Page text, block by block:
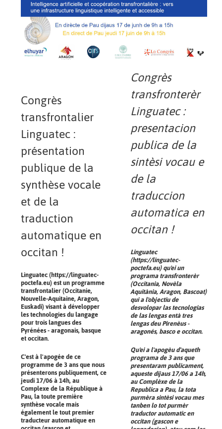
Congrès
transfrontalier
Linguatec :
présentation
publique de la
synthèse vocale
et de la
traduction
automatique en
occitan !
Linguatec (https://linguatec-
poctefa.eu) est un programme
transfrontalier (Occitanie,
Nouvelle-Aquitaine, Aragon,
Euskadi) visant à développer
les technologies du langage
pour trois langues des
Pyrénées - aragonais, basque
et occitan.
C'est à l'apogée de ce
programme de 3 ans que nous
présenterons publiquement, ce
jeudi 17/06 à 14h, au
Complexe de la République à
Pau, la toute première
synthèse vocale mais
également le tout premier
traducteur automatique en
Congrès
transfronterèr
Linguatec :
presentacion
publica de la
sintèsi vocau e
de la
traduccion
automatica en
occitan !
Linguatec
(https://linguatec-
poctefa.eu) qu'ei un
programa transfronterèr
(Occitania, Novèla
Aquitània, Aragon, Bascoat)
qui a l'objectiu de
desvolopar las tecnologias
de las lengas entà tres
lengas deu Pirenèus -
aragonés, basco e occitan.
Qu'ei a l'apogèu d'aqueth
programa de 3 ans que
presentaram publicament,
aqueste dijaus 17/06 a 14h,
au Complèxe de la
Republica a Pau, la tota
purmèra sintèsi vocau mes
tanben lo tot purmèr
traductor automatic en
occitan (gascon e